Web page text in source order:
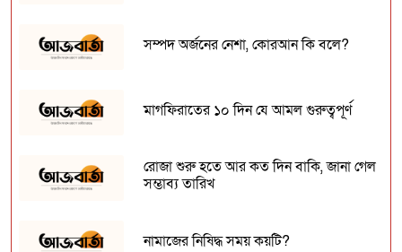
সম্পদ অর্জনের নেশা, কোরআন কি বলে?
মাগফিরাতের ১০ দিন যে আমল গুরুত্বপূর্ণ
রোজা শুরু হতে আর কত দিন বাকি, জানা গেল
সম্ভাব্য তারিখ
নামাজের নিষিদ্ধ সময় কয়টি?